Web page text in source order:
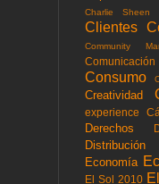
Charlie Sheen
Clientes
Community
Comunicación
Consumo
Creatividad
experience
Derechos
Distribución
Economía
El Sol 2010